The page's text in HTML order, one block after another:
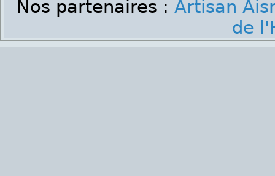
Nos partenaires : Artisan
de